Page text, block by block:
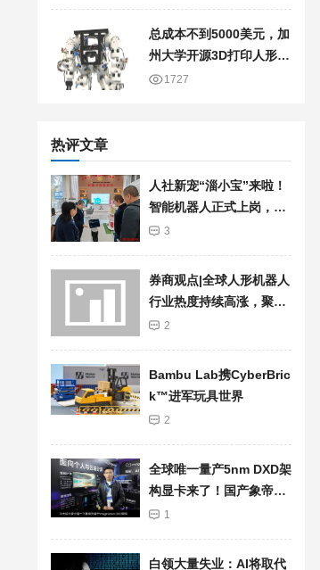
总成本不到5000美元，加
州大学开源3D打印人形机
器人1727
热评文章
人社新宠“淄小宝”来啦！
智能机器人正式上岗，服
务再升级
3
券商观点|全球人形机器人
行业热度持续高涨，聚焦
加快行业发展步伐
2
Bambu Lab携Cyber​​Bric
k™进军玩具世界
2
全球唯一量产5nm DXD架
构显卡来了！国产象帝先
自研GPU首发亮相：支持
1
白领大量失业：AI将取代